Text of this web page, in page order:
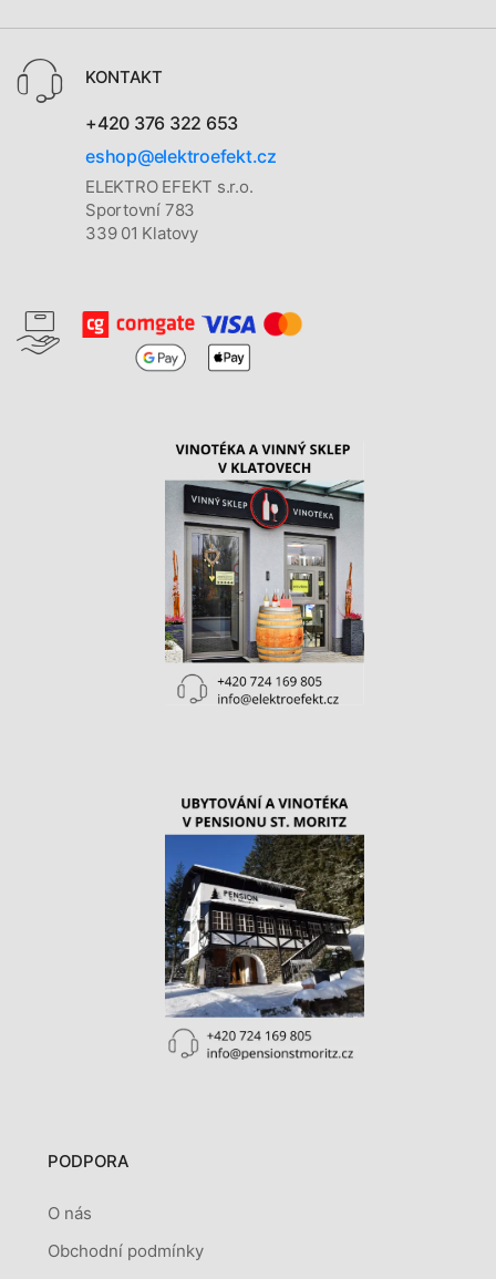
KONTAKT
+420 376 322 653
eshop@elektroefekt.cz
ELEKTRO EFEKT s.r.o.
Sportovní 783
339 01 Klatovy
PODPORA
O nás
Obchodní podmínky